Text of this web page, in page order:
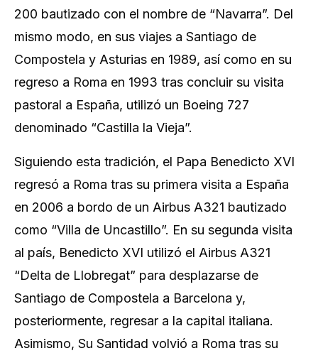
200 bautizado con el nombre de “Navarra”. Del
mismo modo, en sus viajes a Santiago de
Compostela y Asturias en 1989, así como en su
regreso a Roma en 1993 tras concluir su visita
pastoral a España, utilizó un Boeing 727
denominado “Castilla la Vieja”.
Siguiendo esta tradición, el Papa Benedicto XVI
regresó a Roma tras su primera visita a España
en 2006 a bordo de un Airbus A321 bautizado
como “Villa de Uncastillo”. En su segunda visita
al país, Benedicto XVI utilizó el Airbus A321
“Delta de Llobregat” para desplazarse de
Santiago de Compostela a Barcelona y,
posteriormente, regresar a la capital italiana.
Asimismo, Su Santidad volvió a Roma tras su